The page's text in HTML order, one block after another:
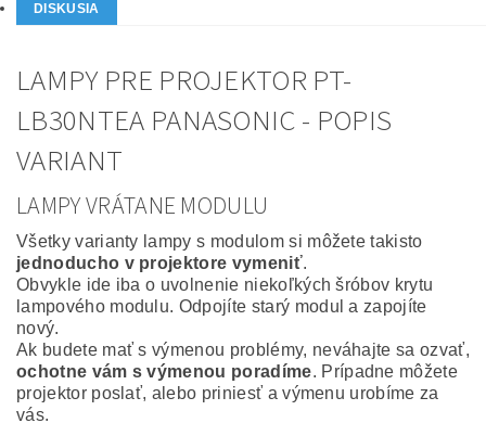
DISKUSIA
LAMPY PRE PROJEKTOR PT-
LB30NTEA PANASONIC - POPIS
VARIANT
LAMPY VRÁTANE MODULU
Všetky varianty lampy s modulom si môžete takisto
jednoducho v projektore vymeniť.
Obvykle ide iba o uvolnenie niekoľkých šróbov krytu
lampového modulu. Odpojíte starý modul a zapojíte
nový.
Ak budete mať s výmenou problémy, neváhajte sa ozvať,
ochotne vám s výmenou poradíme. Prípadne môžete
projektor poslať, alebo priniesť a výmenu urobíme za
vás.